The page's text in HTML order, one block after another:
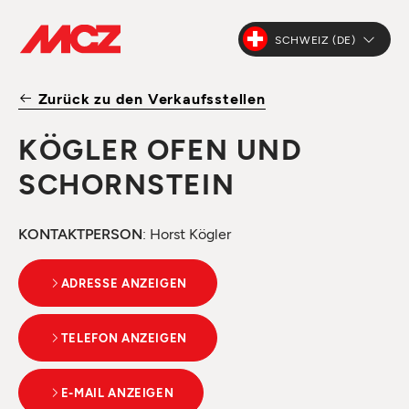
SCHWEIZ (DE)
Zurück zu den Verkaufsstellen
KÖGLER OFEN UND
SCHORNSTEIN
KONTAKTPERSON: Horst Kögler
ADRESSE ANZEIGEN
TELEFON ANZEIGEN
E-MAIL ANZEIGEN